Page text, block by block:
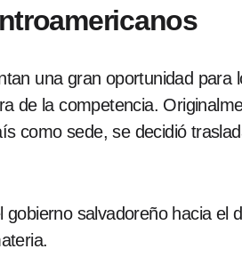
una gran oportunidad para
de la competencia.
como sede, se decidió
salvadoreño hacia el